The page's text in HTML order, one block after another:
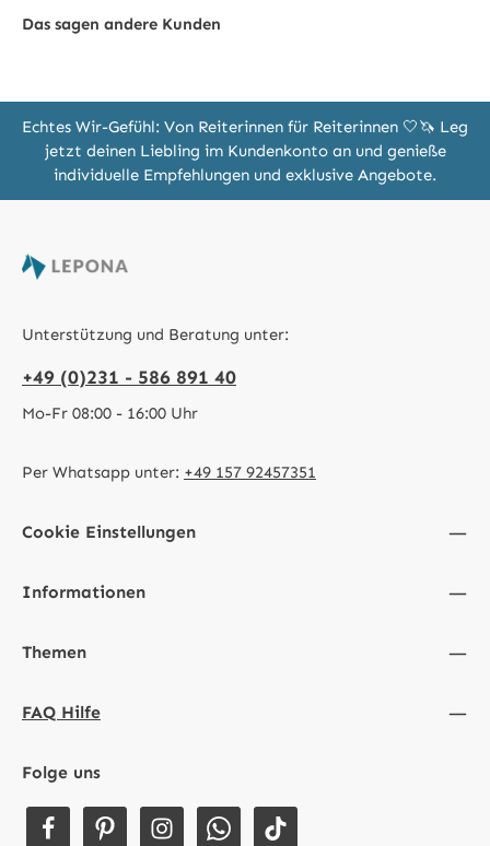
Das sagen andere Kunden
Echtes Wir-Gefühl: Von Reiterinnen für Reiterinnen 🤍🦄 Leg
jetzt deinen Liebling im Kundenkonto an und genieße
individuelle Empfehlungen und exklusive Angebote.
Unterstützung und Beratung unter:
+49 (0)231 - 586 891 40
Mo-Fr 08:00 - 16:00 Uhr
Per Whatsapp unter: +49 157 92457351
Cookie Einstellungen
Informationen
Themen
FAQ Hilfe
Folge uns